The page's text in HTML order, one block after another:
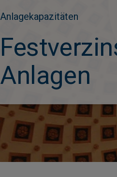
Anlagekapazitäten
Anlagen